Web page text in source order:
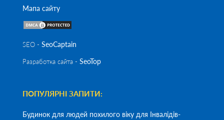
Мапа сайту
SEO - SeoСaptain
Разработка сайта - SeoTop
ПОПУЛЯРНІ ЗАПИТИ:
Будинок для людей похилого віку для Інвалідів-